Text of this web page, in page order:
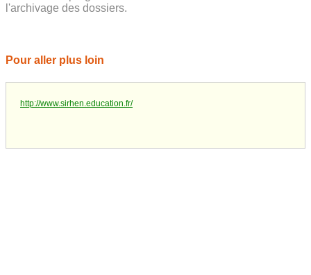
l'archivage des dossiers.
Pour aller plus loin
http://www.sirhen.education.fr/